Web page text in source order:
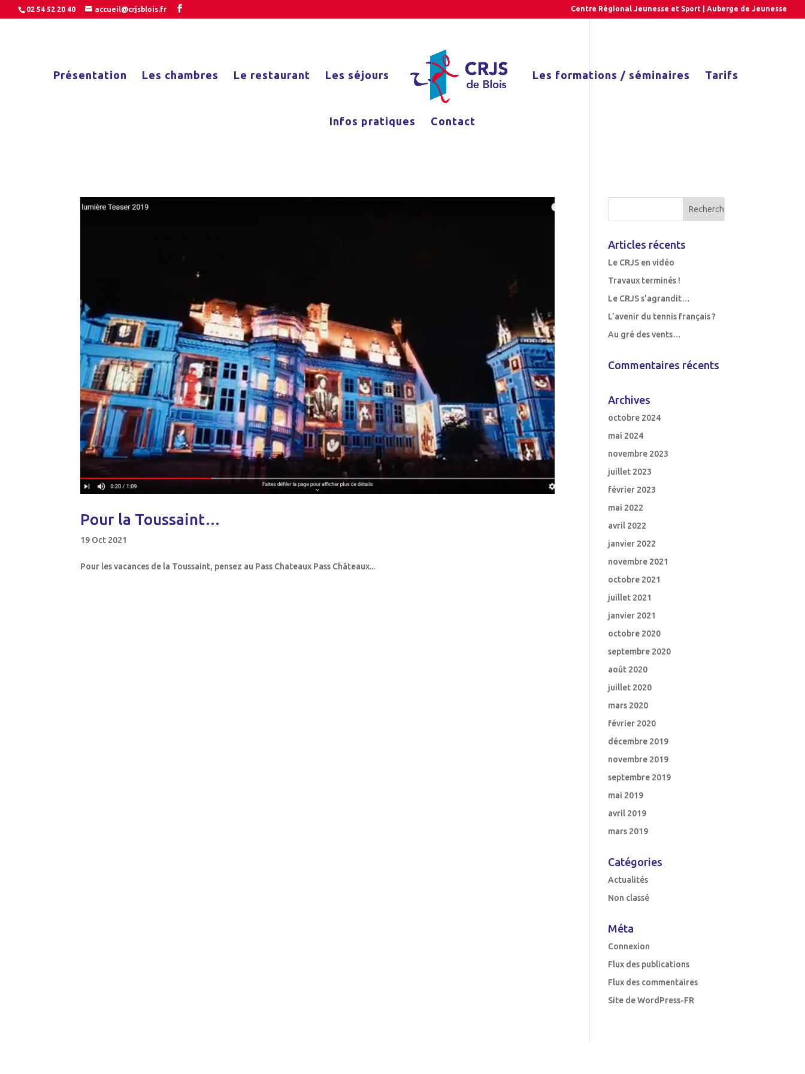
02 54 52 20 40 accueil@crjsblois.fr Centre Régional Jeunesse et Sport | Auberge de Jeunesse
Présentation Les chambres Le restaurant Les séjours Les formations / séminaires Tarifs
Infos pratiques Contact
Pour la Toussaint…
19 Oct 2021
Pour les vacances de la Toussaint, pensez au Pass Chateaux Pass Châteaux...
Articles récents
Le CRJS en vidéo
Travaux terminés !
Le CRJS s’agrandit…
L’avenir du tennis français ?
Au gré des vents…
Commentaires récents
Archives
octobre 2024
mai 2024
novembre 2023
juillet 2023
février 2023
mai 2022
avril 2022
janvier 2022
novembre 2021
octobre 2021
juillet 2021
janvier 2021
octobre 2020
septembre 2020
août 2020
juillet 2020
mars 2020
février 2020
décembre 2019
novembre 2019
septembre 2019
mai 2019
avril 2019
mars 2019
Catégories
Actualités
Non classé
Méta
Connexion
Flux des publications
Flux des commentaires
Site de WordPress-FR